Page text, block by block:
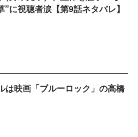
に視聴者涙【第9話ネタバレ】
は映画「ブルーロック」の高橋